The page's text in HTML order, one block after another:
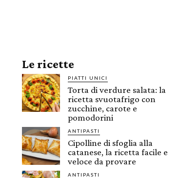
Le ricette
PIATTI UNICI
Torta di verdure salata: la
ricetta svuotafrigo con
zucchine, carote e
pomodorini
ANTIPASTI
Cipolline di sfoglia alla
catanese, la ricetta facile e
veloce da provare
ANTIPASTI